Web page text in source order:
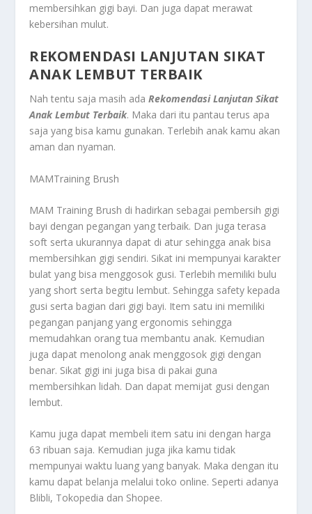
membersihkan gigi bayi. Dan juga dapat merawat
kebersihan mulut.
REKOMENDASI LANJUTAN SIKAT
ANAK LEMBUT TERBAIK
Nah tentu saja masih adaRekomendasi Lanjutan Sikat
Anak Lembut Terbaik. Maka dari itu pantau terus apa
saja yang bisa kamu gunakan. Terlebih anak kamu akan
aman dan nyaman.
MAMTraining Brush
MAM Training Brush di hadirkan sebagai pembersih gigi
bayi dengan pegangan yang terbaik. Dan juga terasa
soft serta ukurannya dapat di atur sehingga anak bisa
membersihkan gigi sendiri. Sikat ini mempunyai karakter
bulat yang bisa menggosok gusi. Terlebih memiliki bulu
yang short serta begitu lembut. Sehingga safety kepada
gusi serta bagian dari gigi bayi. Item satu ini memiliki
pegangan panjang yang ergonomis sehingga
memudahkan orang tua membantu anak. Kemudian
juga dapat menolong anak menggosok gigi dengan
benar. Sikat gigi ini juga bisa di pakai guna
membersihkan lidah. Dan dapat memijat gusi dengan
lembut.
Kamu juga dapat membeli item satu ini dengan harga
63 ribuan saja. Kemudian juga jika kamu tidak
mempunyai waktu luang yang banyak. Maka dengan itu
kamu dapat belanja melalui toko online. Seperti adanya
Blibli, Tokopedia dan Shopee.